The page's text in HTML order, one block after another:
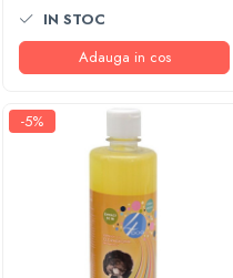
IN STOC
Adauga in cos
-5%